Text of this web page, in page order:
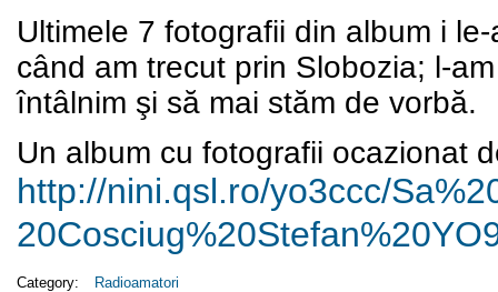
Ultimele 7 fotografii din album i le-
când am trecut prin Slobozia; l-
întâlnim şi să mai stăm de vorbă.
Un album cu fotografii ocazionat
http://nini.qsl.ro/yo3ccc/Sa%
Category: Radioamatori